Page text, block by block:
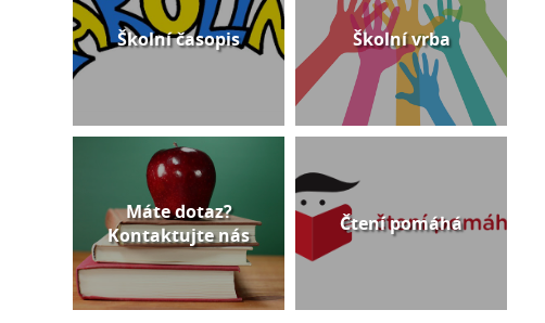
Školní časopis Školní vrba
Máte dotaz?
Kontaktujte nás
Čtení pomáhá